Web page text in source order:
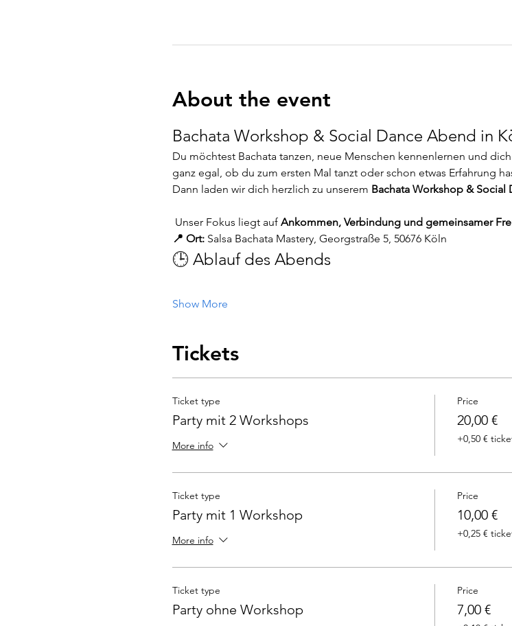
About the event
Bachata Workshop & Social Dance Abend in
Du möchtest Bachata tanzen, neue Menschen kennenlernen und
ganz egal, ob du zum ersten Mal tanzt oder schon etwas Erfahrung
Dann laden wir dich herzlich zu unserem Bachata Workshop & Social
Unser Fokus liegt auf Ankommen, Verbindung und gemeinsamer
📍 Ort: Salsa Bachata Mastery, Georgstraße 5, 50676 Köln
🕒 Ablauf des Abends
Show More
Tickets
Ticket type
Party mit 2 Workshops
More info
Price
20,00 €
+0,50 €
Ticket type
Party mit 1 Workshop
More info
Price
10,00 €
+0,25 €
Ticket type
Party ohne Workshop
Price
7,00 €